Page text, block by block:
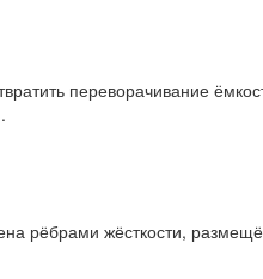
переворачивание
рёбрами жёсткости,